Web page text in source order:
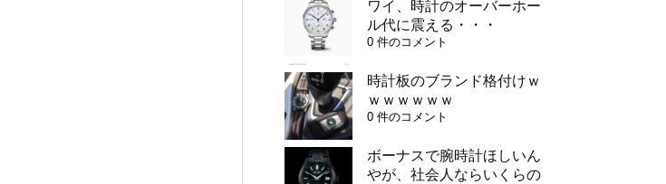
ワイ、時計のオーバーホー
ル代に震える・・・
0 件のコメント
時計板のブランド格付けｗ
ｗｗｗｗｗｗ
0 件のコメント
ボーナスで腕時計ほしいん
やが、社会人ならいくらの